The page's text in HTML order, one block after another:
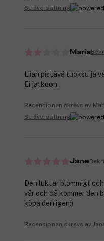
Se översättning
Maria
Liian pistävä tuoksu ja
Ei jatkoon.
Recensionen skrevs av
Se översättning
Jane
Den luktar blommigt
vår och då kommer den
köpa den igen:)
Recensionen skrevs av